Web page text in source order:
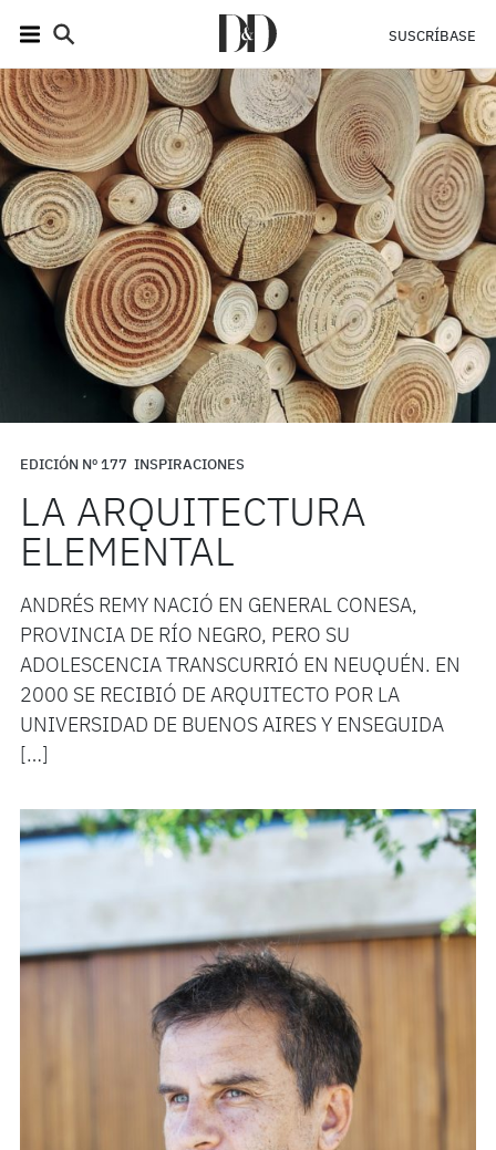
SUSCRÍBASE
EDICIÓN Nº 177 INSPIRACIONES
LA ARQUITECTURA
ELEMENTAL
ANDRÉS REMY NACIÓ EN GENERAL CONESA,
PROVINCIA DE RÍO NEGRO, PERO SU
ADOLESCENCIA TRANSCURRIÓ EN NEUQUÉN. EN
2000 SE RECIBIÓ DE ARQUITECTO POR LA
UNIVERSIDAD DE BUENOS AIRES Y ENSEGUIDA
[…]